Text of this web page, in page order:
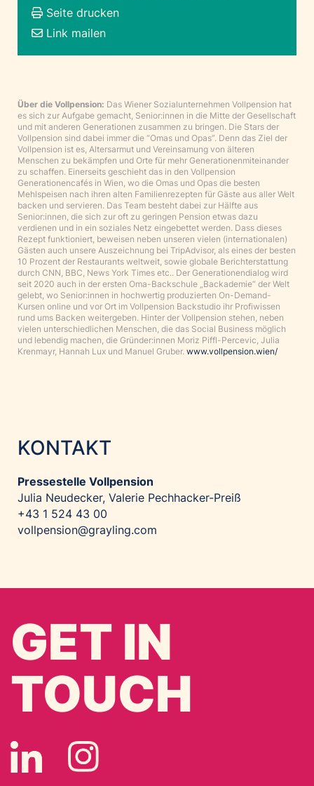
Seite drucken
Link mailen
Über die Vollpension: Das Wiener Sozialunternehmen Vollpension hat
es sich zur Aufgabe gemacht, Senior:innen in die Mitte der Gesellschaft
und mit anderen Generationen zusammen zu bringen. Die Stars der
Vollpension sind dabei immer die “Omas und Opas”. Denn das Ziel der
Vollpension ist es, Altersarmut und Vereinsamung von älteren
Menschen zu bekämpfen und Orte für mehr Generationenmiteinander
zu schaffen. Einerseits geschieht das in den Vollpension
Generationencafés in Wien, wo die Omas und Opas die besten
Mehlspeisen nach ihren alten Familienrezepten für Gäste aus aller Welt
backen und servieren. Das Team besteht dabei zur Hälfte aus
Senior:innen, die sich zur oft zu geringen Pension etwas dazu
verdienen und in ein soziales Netz eingebettet werden. Dass dieses
Rezept funktioniert, beweisen neben unseren vielen (internationalen)
Gästen auch unsere Auszeichnung bei TripAdvisor, als eines der besten
10 Prozent der Restaurants weltweit, sowie globale Berichterstattung
durch CNN, BBC, News York Times etc.. Der Generationendialog wird
seit 2020 auch in der ersten Oma-Backschule „Backademie“ der Welt
gelebt, wo Senior:innen in hochwertig produzierten On-Demand-
Kursen online und vor Ort im Vollpension Backstudio ihr Profiwissen
rund ums Backen weitergeben. Hinter der Vollpension stehen, neben
vielen unterschiedlichen Menschen, die das Social Business möglich
und lebendig machen, die Gründer:innen Moriz Piffl-Percevic, Julia
Krenmayr, Hannah Lux und Manuel Gruber. www.vollpension.wien/
KONTAKT
Pressestelle Vollpension
Julia Neudecker, Valerie Pechhacker-Preiß
+43 1 524 43 00
vollpension@grayling.com
GET IN
TOUCH